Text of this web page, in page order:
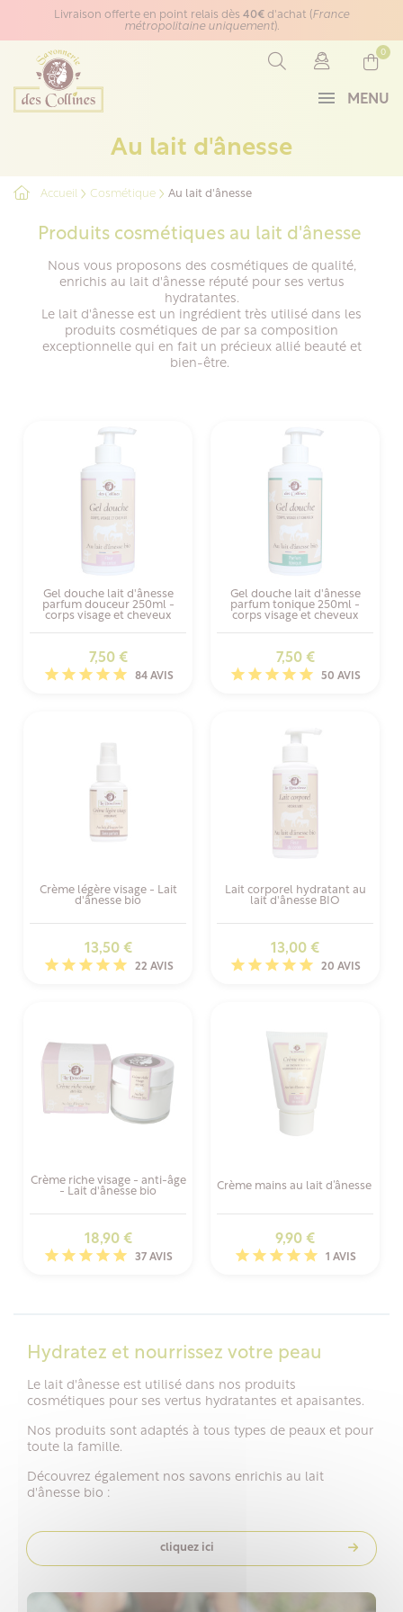
Panneau de gestion des cookies
Livraison offerte en point relais dès 40€ d'achat (France
métropolitaine uniquement).
MENU
0
Au lait d'ânesse
Accueil Cosmétique Au lait d'ânesse
Produits cosmétiques au lait d'ânesse
Nous vous proposons des cosmétiques de qualité,
enrichis au lait d'ânesse réputé pour ses vertus
hydratantes.
Le lait d'ânesse est un ingrédient très utilisé dans les
produits cosmétiques de par sa composition
exceptionnelle qui en fait un précieux allié beauté et
bien-être.
Gel douche lait d'ânesse
parfum douceur 250ml -
corps visage et cheveux
Prix
7,50 €
84 AVIS
Gel douche lait d'ânesse
parfum tonique 250ml -
corps visage et cheveux
Prix
7,50 €
50 AVIS
Crème légère visage - Lait
d'ânesse bio
Prix
13,50 €
22 AVIS
Lait corporel hydratant au
lait d'ânesse BIO
Prix
13,00 €
20 AVIS
Crème riche visage - anti-âge
- Lait d'ânesse bio
Prix
18,90 €
37 AVIS
Crème mains au lait d’ânesse
Prix
9,90 €
1 AVIS
Hydratez et nourrissez votre peau
Le lait d'ânesse est utilisé dans nos produits
cosmétiques pour ses vertus hydratantes et apaisantes.
Nos produits sont adaptés à tous types de peaux et pour
toute la famille.
Découvrez également nos savons enrichis au lait
d'ânesse bio :
cliquez ici